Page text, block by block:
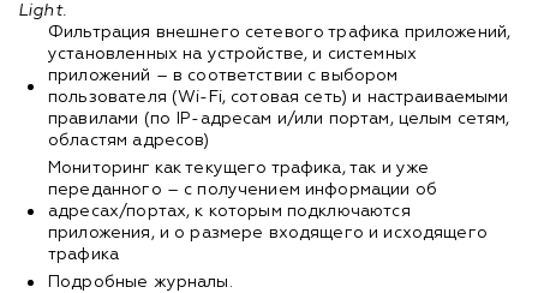
Light.
Фильтрация внешнего сетевого трафика приложений,
установленных на устройстве, и системных
приложений – в соответствии с выбором
пользователя (Wi-Fi, сотовая сеть) и настраиваемыми
правилами (по IP-адресам и/или портам, целым сетям,
областям адресов)
Мониторинг как текущего трафика, так и уже
переданного – с получением информации об
адресах/портах, к которым подключаются
приложения, и о размере входящего и исходящего
трафика
Подробные журналы.